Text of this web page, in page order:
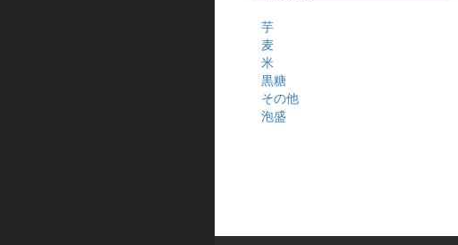
芋
麦
米
黒糖
その他
泡盛